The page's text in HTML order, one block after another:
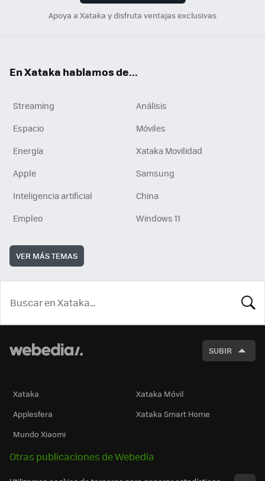
Apoya a Xataka y disfruta ventajas exclusivas
En Xataka hablamos de...
Streaming
Análisis
Espacio
Móviles
Energía
Xataka Movilidad
Apple
Samsung
Inteligencia artificial
China
Empleo
Windows 11
VER MÁS TEMAS
SUBIR
Xataka
Xataka Móvil
Applesfera
Xataka Smart Home
Mundo Xiaomi
Otras publicaciones de Webedia